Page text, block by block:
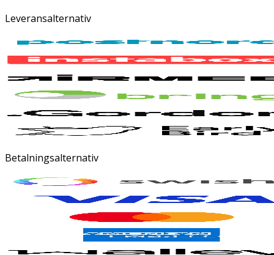
Leveransalternativ
Betalningsalternativ